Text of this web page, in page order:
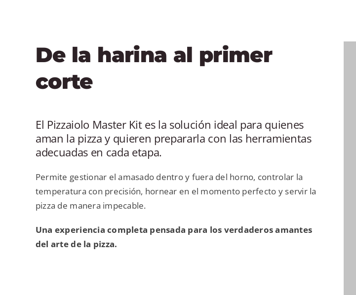
De la harina al primer
corte
El Pizzaiolo Master Kit es la solución ideal para quienes
aman la pizza y quieren prepararla con las herramientas
adecuadas en cada etapa.
Permite gestionar el amasado dentro y fuera del horno, controlar la
temperatura con precisión, hornear en el momento perfecto y servir la
pizza de manera impecable.
Una experiencia completa pensada para los verdaderos amantes
del arte de la pizza.